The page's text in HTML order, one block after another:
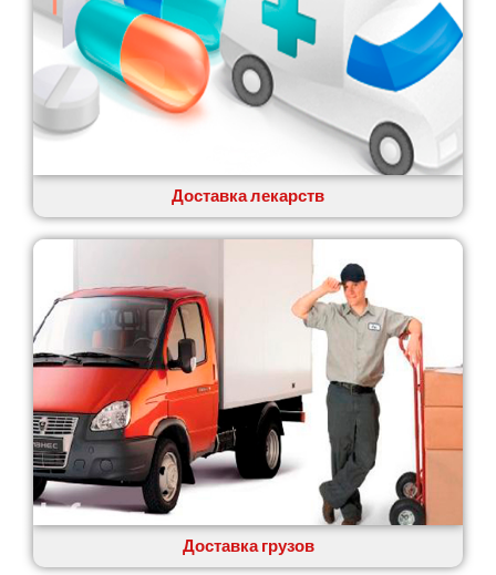
Казатин
Кобеляки
Коцюбинское
Конотоп
Коростень
Корсунь-Шевченковский
Ковель
Козин
Кременчуг
Кременец
Кривой Рог
Кролевец
Кропивницкий
Крыховцы
Крюковщина
Крыжановка
Ладыжин
Лесники
Доставка лекарств
Доставка грузов